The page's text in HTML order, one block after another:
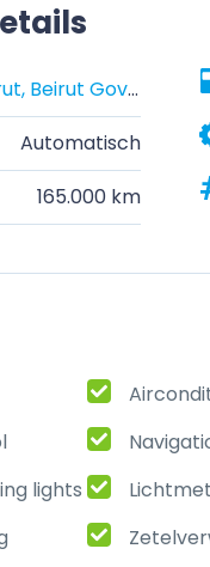
Beirut, Beirut Governorate, Lebanon
Automatisch
165.000 km
lights